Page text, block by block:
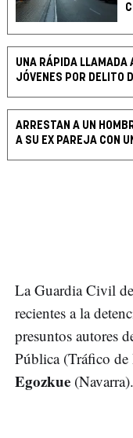
UNA RÁPIDA LLAMADA
JÓVENES POR DELITO
ARRESTAN A UN
A SU EX PAREJA CON
La Guardia Civil
recientes a la
presuntos autores
Pública (Tráfico
Egozkue (Navarra).